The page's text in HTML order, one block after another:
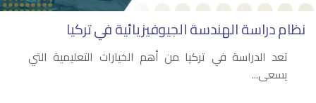
نظام دراسة الهندسة الجيوفيزيائية في تركيا
تعد الدراسة في تركيا من أهم الخيارات التعليمية التي
يسعى...